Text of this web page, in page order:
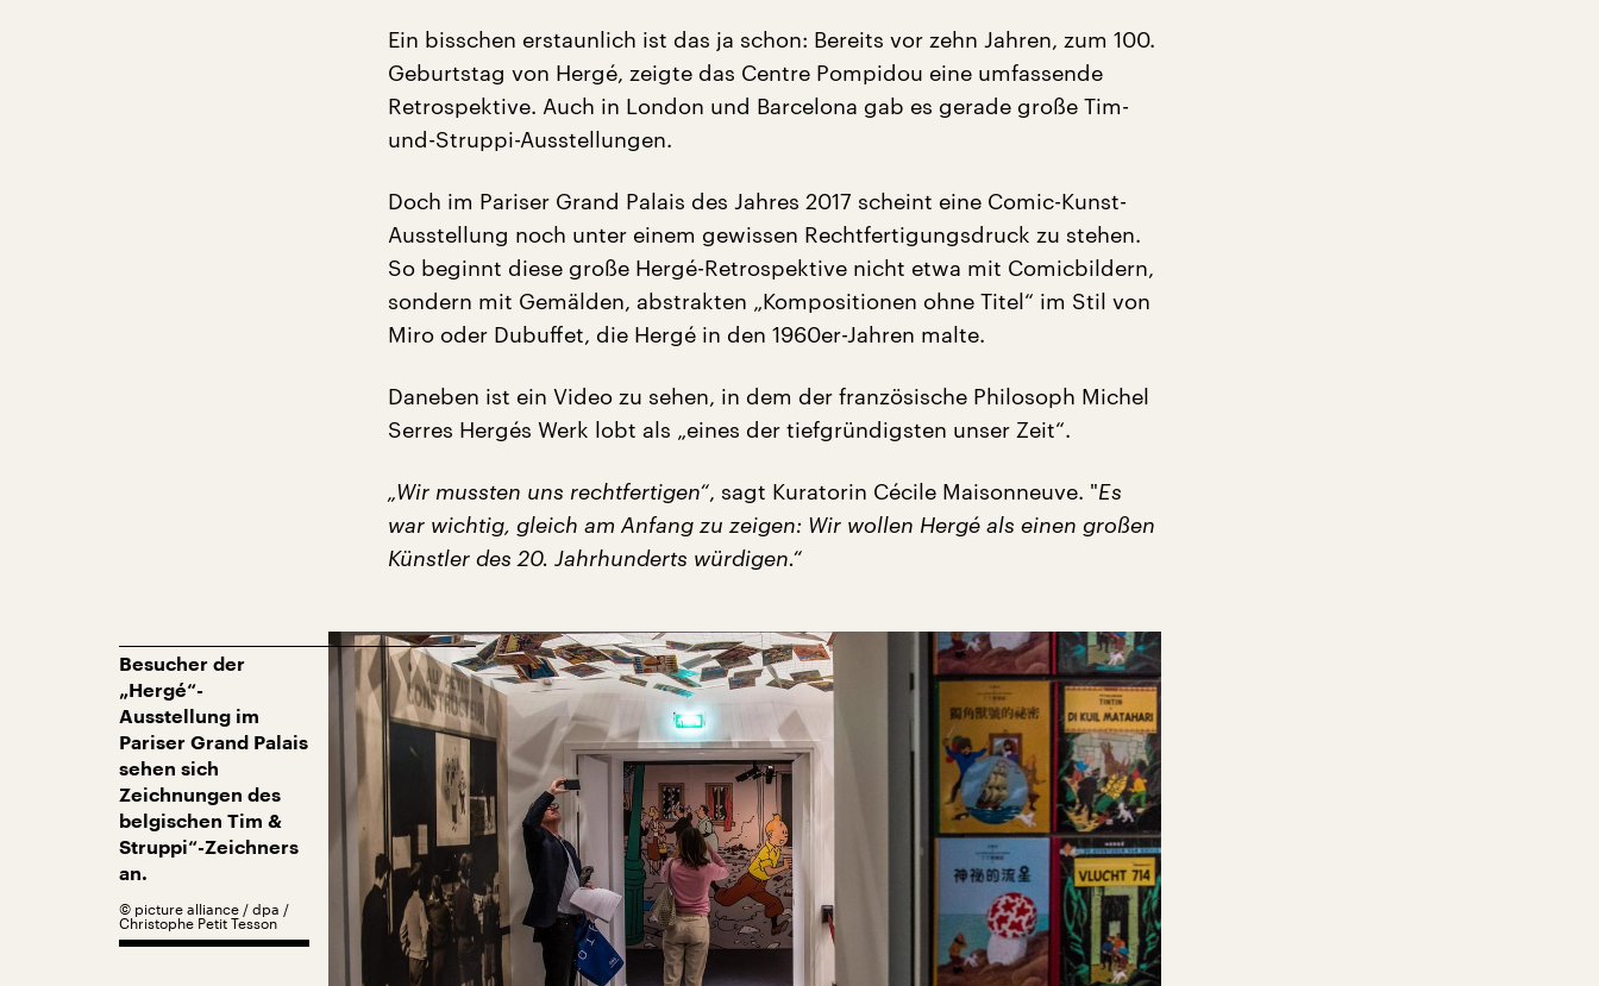
Ein bisschen erstaunlich ist das ja schon: Bereits vor zehn Jahren, zum 100.
Geburtstag von Hergé, zeigte das Centre Pompidou eine umfassende
Retrospektive. Auch in London und Barcelona gab es gerade große Tim-
und-Struppi-Ausstellungen.
Doch im Pariser Grand Palais des Jahres 2017 scheint eine Comic-Kunst-
Ausstellung noch unter einem gewissen Rechtfertigungsdruck zu stehen.
So beginnt diese große Hergé-Retrospektive nicht etwa mit Comicbildern,
sondern mit Gemälden, abstrakten „Kompositionen ohne Titel“ im Stil von
Miro oder Dubuffet, die Hergé in den 1960er-Jahren malte.
Daneben ist ein Video zu sehen, in dem der französische Philosoph Michel
Serres Hergés Werk lobt als „eines der tiefgründigsten unser Zeit“.
„Wir mussten uns rechtfertigen“, sagt Kuratorin Cécile Maisonneuve. "Es
war wichtig, gleich am Anfang zu zeigen: Wir wollen Hergé als einen großen
Künstler des 20. Jahrhunderts würdigen.“
Besucher der
„Hergé“-
Ausstellung im
Pariser Grand Palais
sehen sich
Zeichnungen des
belgischen Tim &
Struppi“-Zeichners
an.
© picture alliance / dpa /
Christophe Petit Tesson